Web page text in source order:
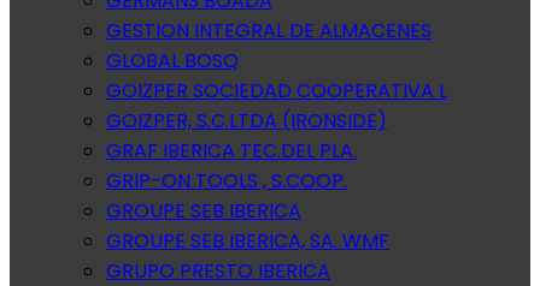
GESTION INTEGRAL DE ALMACENES
GLOBAL BOSQ
GOIZPER SOCIEDAD COOPERATIVA L
GOIZPER, S.C.LTDA (IRONSIDE)
GRAF IBERICA TEC.DEL PLA.
GRIP-ON TOOLS , S.COOP.
GROUPE SEB IBERICA
GROUPE SEB IBERICA, SA. WMF
GRUPO PRESTO IBERICA